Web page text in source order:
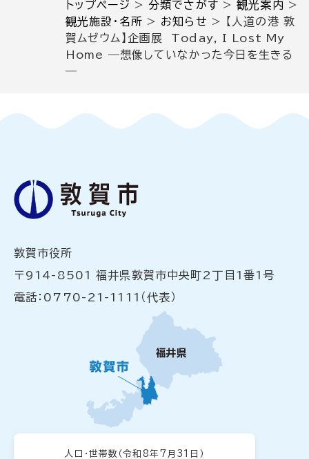
トップページ >分類でさがす >観光案内 >
観光施設・名所 > お知らせ >
【人道の港 敦
賀ムゼウム】企画展 Today, I Lost My
Home ―想像していなかった今日を生きる
―
敦賀市役所
〒914-8501 福井県敦賀市中央町2丁目1番1号
電話：0770-21-1111（代表）
人口・世帯数 （令和8年7月31日）